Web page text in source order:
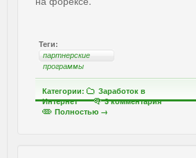
Теги:
партнерские
программы
Категории:
Заработок в
Интернет
3 комментария
Полностью →